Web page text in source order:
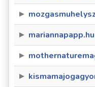
mariannapapp.hu